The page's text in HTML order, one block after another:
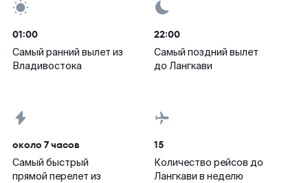
01:00
Самый ранний вылет из
Владивостока
22:00
Самый поздний вылет
до Лангкави
около 7 часов
Самый быстрый
прямой перелет из
15
Количество рейсов до
Лангкави в неделю